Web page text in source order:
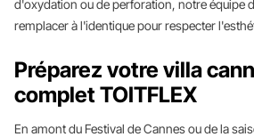
d'oxydation ou de perforation, notre équipe
remplacer à l'identique pour respecter
Préparez votre villa
complet TOITFLEX
En amont du Festival de Cannes ou de la